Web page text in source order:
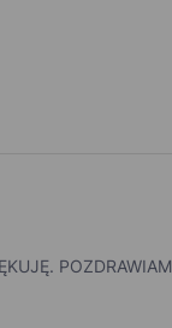
POZDRAWIAM